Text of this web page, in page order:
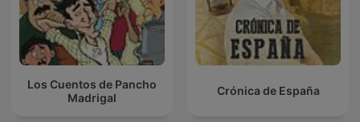
Los Cuentos de Pancho
Madrigal
Crónica de España